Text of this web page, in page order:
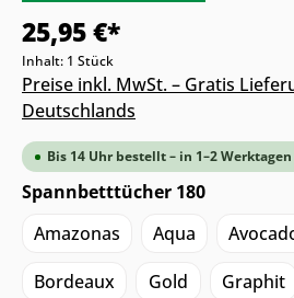
25,95 €*
Inhalt: 1 Stück
Preise inkl. MwSt. – Gratis
Deutschlands
Bis 14 Uhr bestellt – in 1–2
Spannbetttücher 180
Amazonas
Aqua
Bordeaux
Gold Graphit